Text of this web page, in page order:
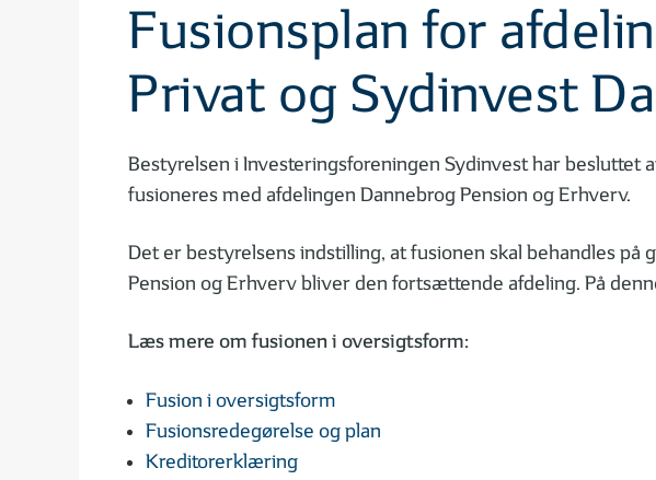
Fusionsplan for
Privat og Sydinvest
Bestyrelsen i Investeringsforeningen Sydinvest har
fusioneres med afdelingen Dannebrog Pension og Erhverv.
Det er bestyrelsens indstilling, at fusionen skal behandles
Pension og Erhverv bliver den fortsættende afdeling. På
Læs mere om fusionen i oversigtsform:
Fusion i oversigtsform
Fusionsredegørelse og plan
Kreditorerklæring